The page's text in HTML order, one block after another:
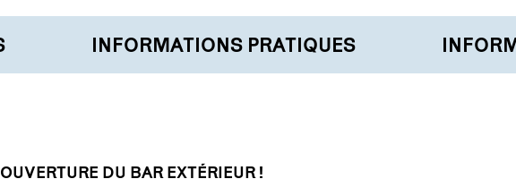
INFORMATIONS PRATIQUES
OUVERTURE DU BAR EXTÉRIEUR !